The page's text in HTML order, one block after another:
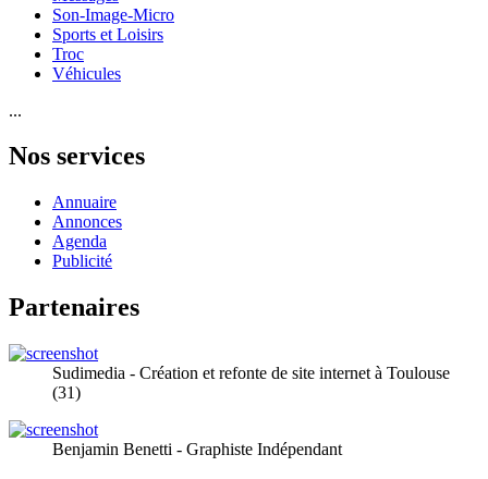
Son-Image-Micro
Sports et Loisirs
Troc
Véhicules
...
Nos services
Annuaire
Annonces
Agenda
Publicité
Partenaires
Sudimedia - Création et refonte de site internet à Toulouse
(31)
Benjamin Benetti - Graphiste Indépendant